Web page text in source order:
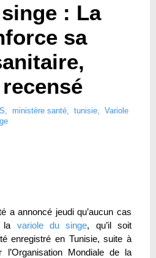
: La
sa
, ministère santé, tunisie, Variole
a annoncé jeudi qu’aucun cas
la variole du singe, qu’il soit
enregistré en Tunisie, suite à
l’Organisation Mondiale de la